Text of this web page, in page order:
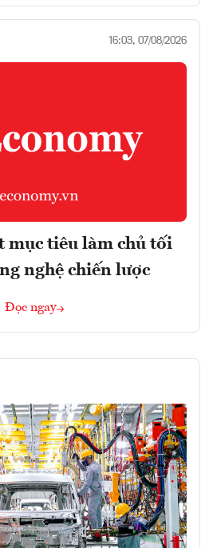
16:03, 07/08/2026
mục tiêu làm chủ tối
nghệ chiến lược
Đọc ngay